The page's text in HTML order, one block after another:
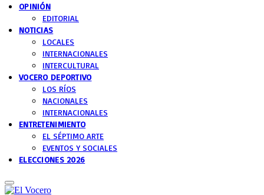
OPINIÓN
EDITORIAL
NOTICIAS
LOCALES
INTERNACIONALES
INTERCULTURAL
VOCERO DEPORTIVO
LOS RÍOS
NACIONALES
INTERNACIONALES
ENTRETENIMIENTO
EL SÉPTIMO ARTE
EVENTOS Y SOCIALES
ELECCIONES 2026